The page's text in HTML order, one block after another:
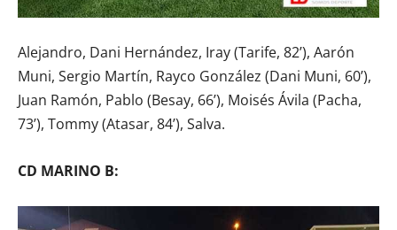
Alejandro, Dani Hernández, Iray (Tarife, 82’), Aarón
Muni, Sergio Martín, Rayco González (Dani Muni, 60’),
Juan Ramón, Pablo (Besay, 66’), Moisés Ávila (Pacha,
73’), Tommy (Atasar, 84’), Salva.
CD MARINO B: